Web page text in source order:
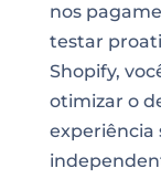
nos
testar
Shopify,
otimizar o
experiência